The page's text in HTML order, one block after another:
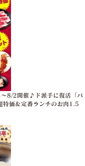
8/2開催♪ド派手に復活「パ
特価＆定番ランチのお肉1.5